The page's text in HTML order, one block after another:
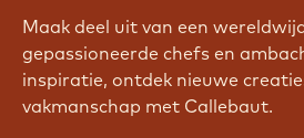
Maak deel uit van een
gepassioneerde chefs en
inspiratie, ontdek nieuwe
vakmanschap met Callebaut.